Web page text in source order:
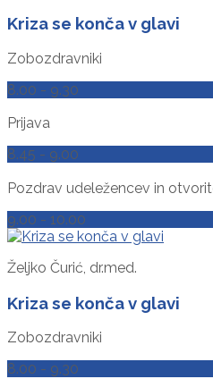
Kriza se konča v glavi
Zobozdravniki
8.00 - 9.30
Prijava
8.45 - 9.00
Pozdrav udeležencev in
9.00 - 10.00
Željko Čurić, dr.med.
Kriza se konča v glavi
Zobozdravniki
8.00 - 9.30